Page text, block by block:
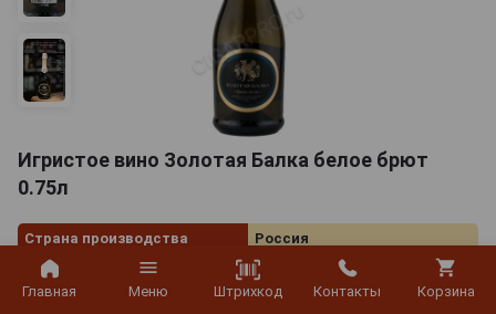
Главная Меню Штрихкод Контакты Корзина
Игристое вино Золотая Балка белое брют
0.75л
Страна производства
Россия
Объём
0.75 л
Градус
13.5%